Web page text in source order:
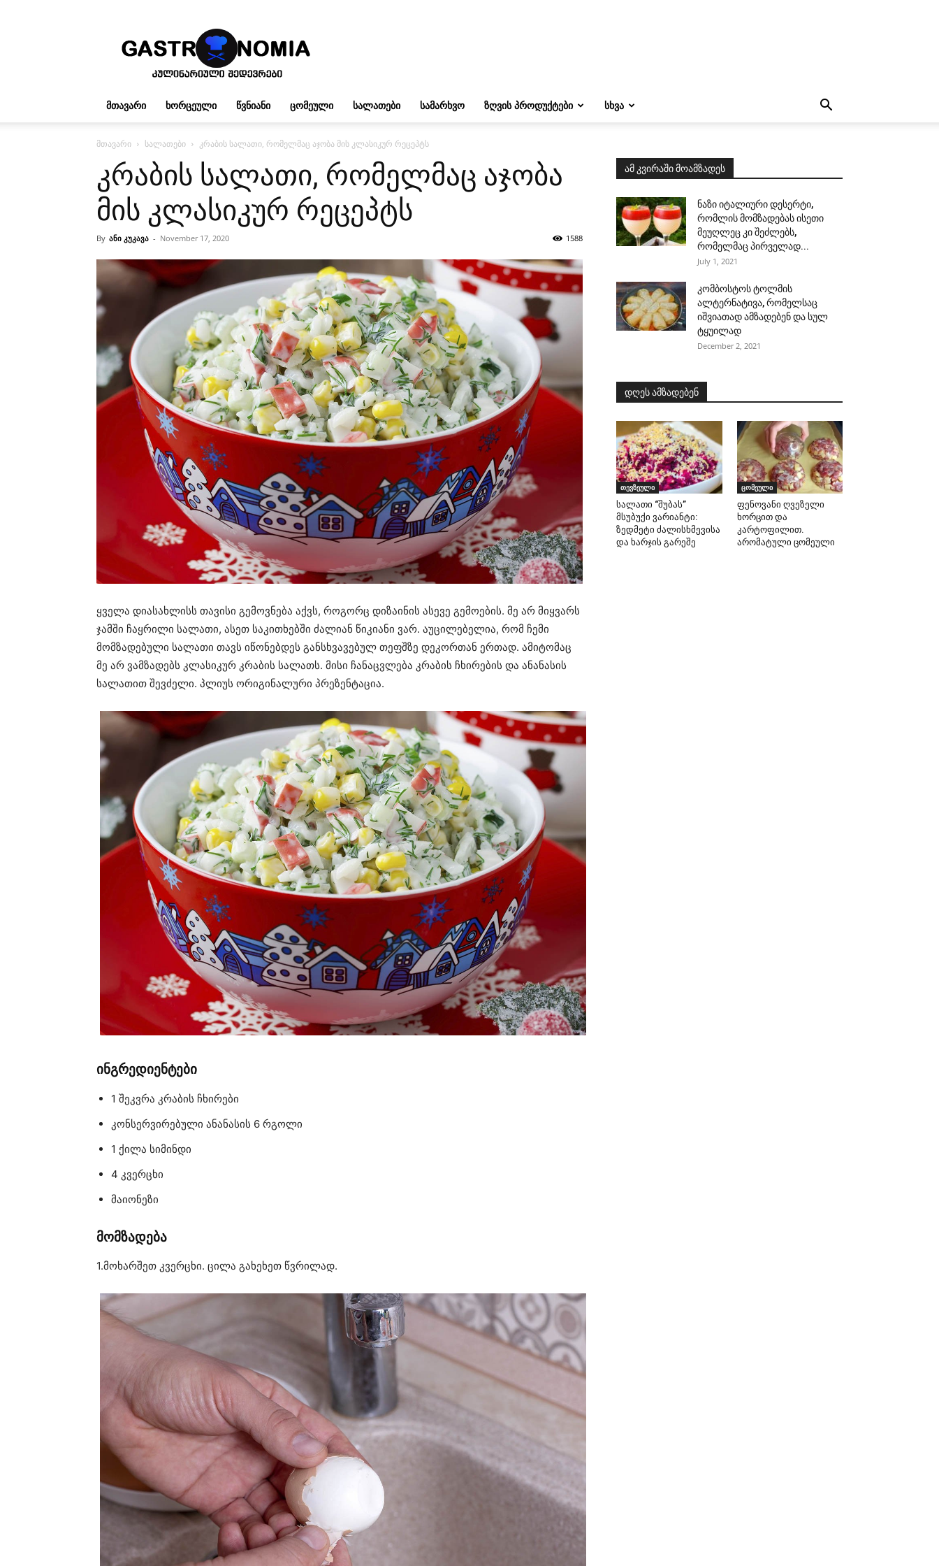
გასტრონომია
ᲛᲗᲐᲕᲐᲠᲘ ᲮᲝᲠᲪᲔᲣᲚᲘ ᲬᲕᲜᲘᲐᲜᲘ ᲪᲝᲛᲔᲣᲚᲘ ᲡᲐᲚᲐᲗᲔᲑᲘ ᲡᲐᲛᲐᲠᲮᲕᲝ ᲖᲦᲕᲘᲡ ᲞᲠᲝᲓᲣᲥᲢᲔᲑᲘ ᲡᲮᲕᲐ
მთავარი სალათები კრაბის სალათი, რომელმაც აჯობა მის კლასიკურ რეცეპტს
კრაბის სალათი, რომელმაც აჯობა
მის კლასიკურ რეცეპტს
By ანი კუკავა - November 17, 2020 1588
ყველა დიასახლისს თავისი გემოვნება აქვს, როგორც დიზაინის ასევე გემოების. მე არ მიყვარს
ჯამში ჩაყრილი სალათი, ასეთ საკითხებში ძალიან წიკიანი ვარ. აუცილებელია, რომ ჩემი
მომზადებული სალათი თავს იწონებდეს განსხვავებულ თეფშზე დეკორთან ერთად. ამიტომაც
მე არ ვამზადებს კლასიკურ კრაბის სალათს. მისი ჩანაცვლება კრაბის ჩხირების და ანანასის
სალათით შევძელი. პლიუს ორიგინალური პრეზენტაცია.
ინგრედიენტები
1 შეკვრა კრაბის ჩხირები
კონსერვირებული ანანასის 6 რგოლი
1 ქილა სიმინდი
4 კვერცხი
მაიონეზი
მომზადება
1.მოხარშეთ კვერცხი. ცილა გახეხეთ წვრილად.
ამ კვირაში მოამზადეს
ნაზი იტალიური დესერტი,
რომლის მომზადებას ისეთი
მეუღლეც კი შეძლებს,
რომელმაც პირველად...
July 1, 2021
კომბოსტოს ტოლმის
ალტერნატივა, რომელსაც
იშვიათად ამზადებენ და სულ
ტყუილად
December 2, 2021
დღეს ამზადებენ
თევზეული
სალათი “შუბას”
მსუბუქი ვარიანტი:
ზედმეტი ძალისხმევისა
და ხარჯის გარეშე
ცომეული
ფენოვანი ღვეზელი
ხორცით და
კარტოფილით.
არომატული ცომეული